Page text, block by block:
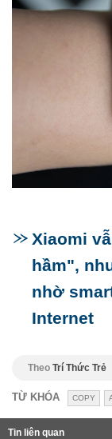
Xiaomi
hầm",
nhờ
Internet
Theo Trí Thức Trẻ
TỪ KHÓA COPY
Tin liên quan